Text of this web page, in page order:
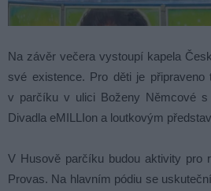
Na závěr večera vystoupí kapela
své existence. Pro děti je připraveno
v parčíku v ulici Boženy Němcové s
Divadla eMILLIon a loutkovým
V Husově parčíku budou aktivity pro
Provas. Na hlavním pódiu se